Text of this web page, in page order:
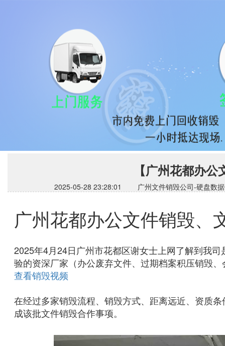
【广州花都办
2025-05-28 23:28:01 广州文件销毁公司-硬盘数
广州花都办公文件销毁、
2025年4月24日广州市花都区谢女士上网了解到我
验的资深厂家（办公废弃文件、过期档案积压销毁
查看销毁视频
在经过多家销毁流程、销毁方式、距离远近、资质
成该批文件销毁合作事项。